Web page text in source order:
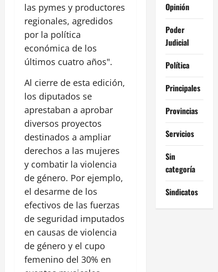
las pymes y productores
regionales, agredidos
por la política
económica de los
últimos cuatro años".
Al cierre de esta edición,
los diputados se
aprestaban a aprobar
diversos proyectos
destinados a ampliar
derechos a las mujeres
y combatir la violencia
de género. Por ejemplo,
el desarme de los
efectivos de las fuerzas
de seguridad imputados
en causas de violencia
de género y el cupo
femenino del 30% en
Opinión
Poder
Judicial
Política
Principales
Provincias
Servicios
Sin
categoría
Sindicatos